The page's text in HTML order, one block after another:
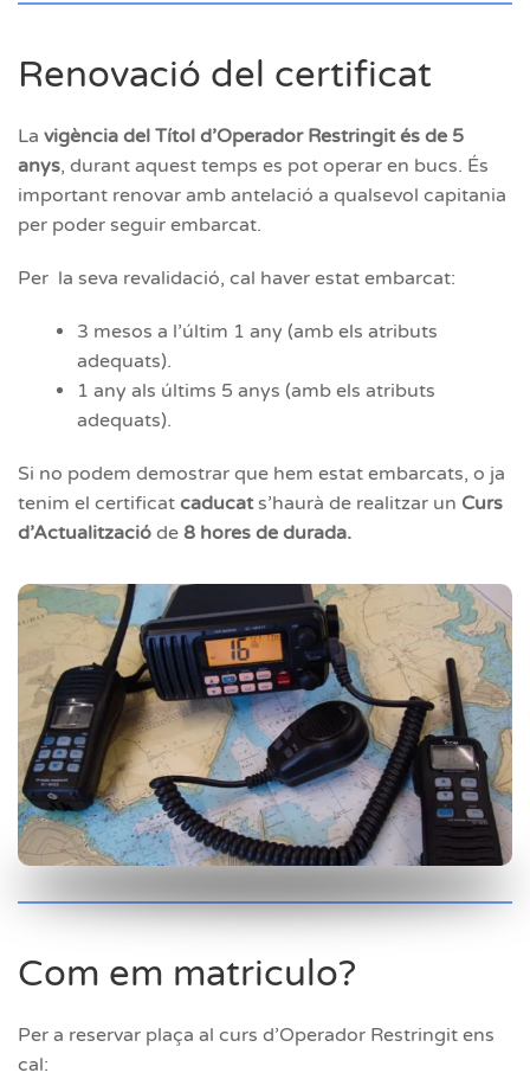
Renovació del certificat
La vigència del Títol d’Operador Restringit és de 5
anys, durant aquest temps es pot operar en bucs. És
important renovar amb antelació a qualsevol capitania
per poder seguir embarcat.
Per la seva revalidació, cal haver estat embarcat:
3 mesos a l’últim 1 any (amb els atributs
adequats).
1 any als últims 5 anys (amb els atributs
adequats).
Si no podem demostrar que hem estat embarcats, o ja
tenim el certificat caducats’haurà de realitzar un Curs
d’Actualització de 8 hores de durada.
Com em matriculo?
Per a reservar plaça al curs d’Operador Restringit ens
cal: